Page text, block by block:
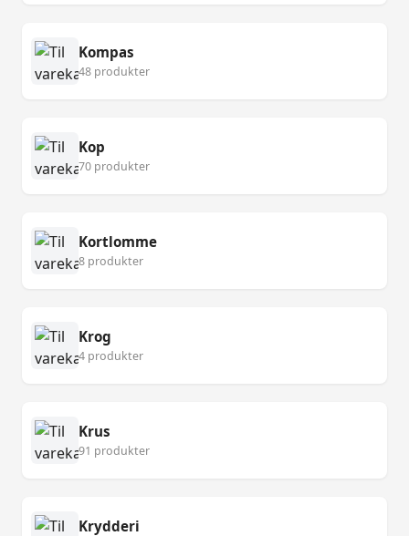
Kompas
48 produkter
Kop
70 produkter
Kortlomme
8 produkter
Krog
4 produkter
Krus
91 produkter
Krydderi